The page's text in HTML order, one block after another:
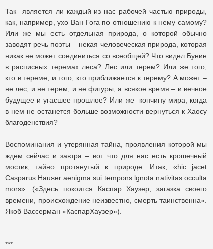
Так является ли каждый из нас рабочей частью природы,
как, например, ухо Ван Гога по отношению к нему самому?
Или же мы есть отдельная природа, о которой обычно
заводят речь поэты – некая человеческая природа, которая
никак не может соединиться со всеобщей? Что видел Бунин
в расписных теремах леса? Лес или терем? Или же того,
кто в тереме, и того, кто приближается к терему? А может –
не лес, и не терем, и не фигуры, а всякое время – и вечное
будущее и угасшее прошлое? Или же кончину мира, когда
в нем не останется больше возможности вернуться к Хаосу
благоденствия?
Воспоминания и утерянная тайна, проявления которой мы
ждем сейчас и завтра – вот что для нас есть крошечный
мостик, тайно протянутый к природе. Итак, «hic jacet
Casparus Hauser aenigma sui tempons lgnota nativitas occulta
mors». («Здесь покоится Каспар Хаузер, загазка своего
времени, происхождение неизвестно, смерть таинственна».
Якоб Вассерман «КаспарХаузер»).
***